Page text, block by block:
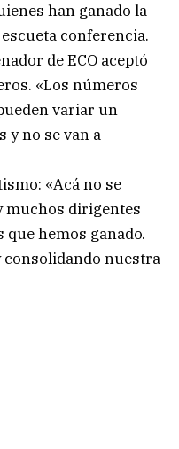
han ganado la
conferencia.
de ECO aceptó
«Los números
variar un
y no se van a
«Acá no se
muchos dirigentes
hemos ganado.
consolidando nuestra